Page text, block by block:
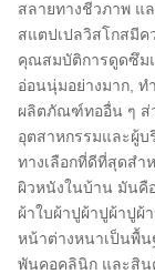
สลายทางชีวภาพ แ
สแตปเปลวิสโกสมี
คุณสมบัติการดูดซึม
อ่อนนุ่มอย่างมาก, ทํ
ผลิตภัณฑ์ทออื่น ๆ ส่
อุตสาหกรรมและผู้
ทางเลือกที่ดีที่สุดสํา
ผิวหนังในบ้าน มันคื
ผ้าใบผ้าปูผ้าปูผ้าปูผ้
หน้าต่างหนาเป็นพื้น
พันคอคลินิก และสิน